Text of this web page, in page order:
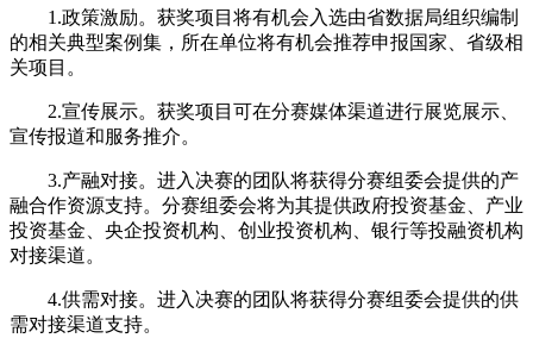
1.政策激励。获奖项目将有机会入选由省数据局组织编制
的相关典型案例集，所在单位将有机会推荐申报国家、省级相
关项目。
2.宣传展示。获奖项目可在分赛媒体渠道进行展览展示、
宣传报道和服务推介。
3.产融对接。进入决赛的团队将获得分赛组委会提供的产
融合作资源支持。分赛组委会将为其提供政府投资基金、产业
投资基金、央企投资机构、创业投资机构、银行等投融资机构
对接渠道。
4.供需对接。进入决赛的团队将获得分赛组委会提供的供
需对接渠道支持。